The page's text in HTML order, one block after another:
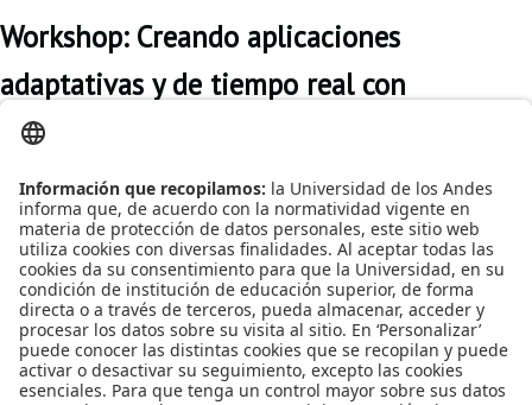
Workshop: Creando aplicaciones
adaptativas y de tiempo real con
arquitectura reactiva
Este Workshop
mostrará cómo la
Arquitectura Reactiva
cumple con los cuatro
principios
fundamentales:
Elasticidad,
Adaptabilidad, Resiliencia y Orientación a Mensajes.